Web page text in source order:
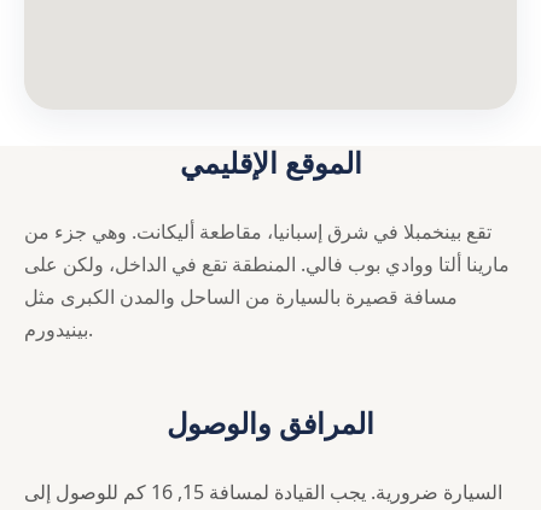
الموقع الإقليمي
تقع بينخمبلا في شرق إسبانيا، مقاطعة أليكانت. وهي جزء من
مارينا ألتا ووادي بوب فالي. المنطقة تقع في الداخل، ولكن على
مسافة قصيرة بالسيارة من الساحل والمدن الكبرى مثل
بينيدورم.
المرافق والوصول
السيارة ضرورية. يجب القيادة لمسافة 15, 16 كم للوصول إلى